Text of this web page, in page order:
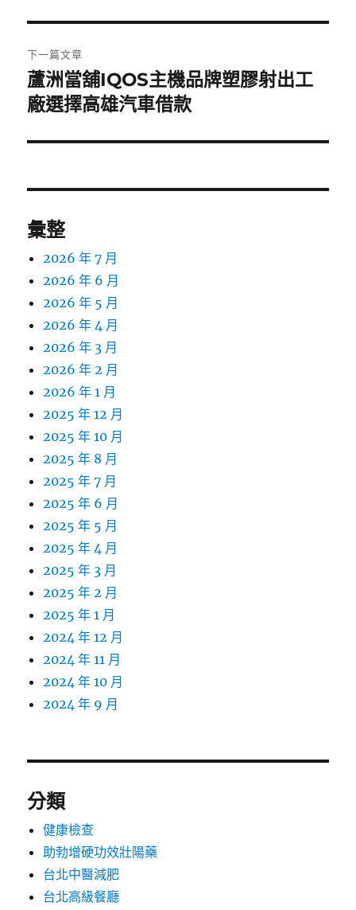
覽
文
章:
下一篇文章
下
一
文
蘆洲當舖IQOS主機品牌塑膠射出工
廠選擇高雄汽車借款
彙整
2026 年 7 月
2026 年 6 月
2026 年 5 月
2026 年 4 月
2026 年 3 月
2026 年 2 月
2026 年 1 月
2025 年 12 月
2025 年 10 月
2025 年 8 月
2025 年 7 月
2025 年 6 月
2025 年 5 月
2025 年 4 月
2025 年 3 月
2025 年 2 月
2025 年 1 月
2024 年 12 月
2024 年 11 月
2024 年 10 月
2024 年 9 月
分類
健康檢查
助勃增硬功效壯陽藥
台北中醫減肥
台北高級餐廳